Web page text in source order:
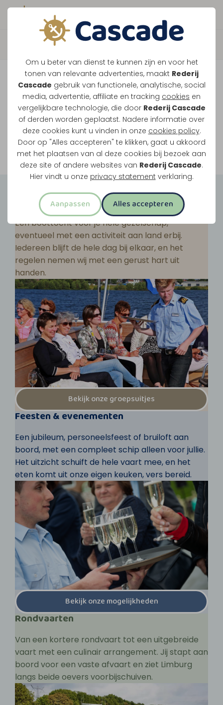
Om u beter van dienst te kunnen zijn en voor het
tonen van relevante advertenties, maakt Rederij
Cascade gebruik van functionele, analytische, social
media, advertentie, affiliate en tracking cookies en
vergelijkbare technologie, die door Rederij Cascade
of derden worden geplaatst. Nadere informatie over
deze cookies kunt u vinden in onze cookies policy.
Door op "Alles accepteren" te klikken, gaat u akkoord
met het plaatsen van al deze cookies bij bezoek aan
deze site of andere websites van Rederij Cascade.
Hier vindt u onze privacy statement verklaring.
Aanpassen Alles accepteren
Boek direct je vaart
Vaar je mee over de
Maasplassen?
Ondanks de lage waterstanden gaan
onze vaarten gewoon door.
Bekijk onze rondvaarten
Groepsuitjes
Een boottocht voor je hele gezelschap,
eventueel met een activiteit aan land erbij.
Iedereen blijft de hele dag bij elkaar, en het
regelen nemen wij met een gerust hart uit
handen.
Bekijk onze groepsuitjes
Feesten & evenementen
Een jubileum, personeelsfeest of bruiloft aan
boord, met een compleet schip alleen voor jullie.
Het uitzicht schuift de hele vaart mee, en het
eten komt uit onze eigen keuken, vers bereid.
Bekijk onze mogelijkheden
Rondvaarten
Van een kortere rondvaart tot een uitgebreide
vaart met een culinair arrangement. Jij stapt aan
boord voor een vaste afvaart en ziet Limburg
langs beide oevers voorbijschuiven.